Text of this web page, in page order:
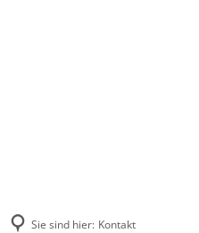
Sie sind hier: Kontakt